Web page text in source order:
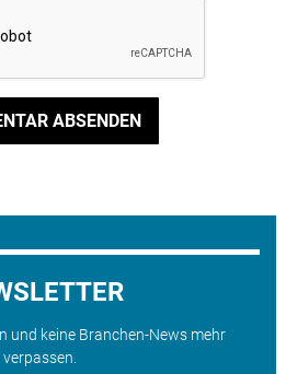
ABSENDEN
und keine Branchen-News mehr
verpassen.